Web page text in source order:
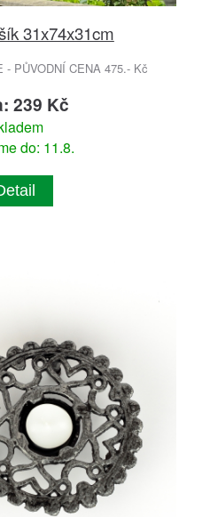
31x74x31cm
- PŮVODNÍ CENA 475.- Kč
239 Kč
do: 11.8.